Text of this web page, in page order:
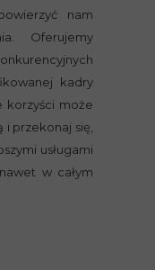
nam
Oferujemy
kadry
korzyści może
i przekonaj się,
usługami
w całym